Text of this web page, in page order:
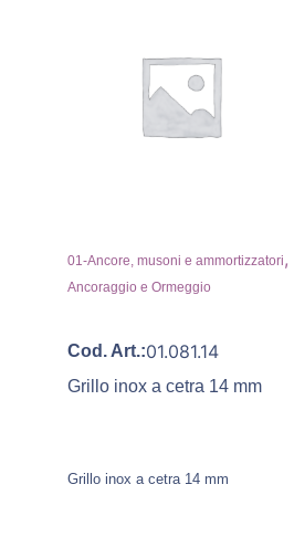
01-Ancore, musoni e ammortizzatori,
Ancoraggio e Ormeggio
Cod. Art.:01.081.14
Grillo inox a cetra 14 mm
Grillo inox a cetra 14 mm